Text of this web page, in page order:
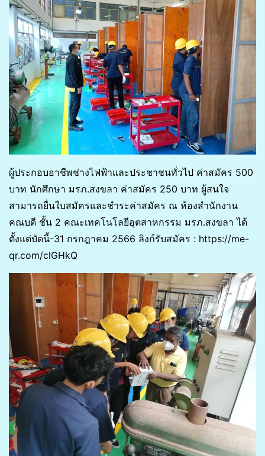
ผู้ประกอบอาชีพช่างไฟฟ้าและประชาชนทั่วไป ค่าสมัคร 500
บาท นักศึกษา มรภ.สงขลา ค่าสมัคร 250 บาท ผู้สนใจ
สามารถยื่นใบสมัครและชำระค่าสมัคร ณ ห้องสำนักงาน
คณบดี ชั้น 2 คณะเทคโนโลยีอุตสาหกรรม มรภ.สงขลา ได้
ตั้งแต่บัดนี้-31 กรกฎาคม 2566 ลิงก์รับสมัคร : https://me-
qr.com/clGHkQ